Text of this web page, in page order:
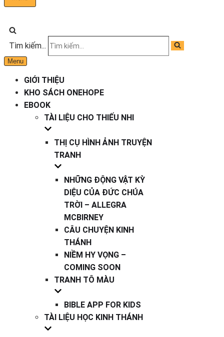
Tìm kiếm...
Menu
GIỚI THIỆU
KHO SÁCH ONEHOPE
EBOOK
TÀI LIỆU CHO THIẾU NHI
THỊ CỤ HÌNH ẢNH TRUYỆN
TRANH
NHỮNG ĐỘNG VẬT KỲ
DIỆU CỦA ĐỨC CHÚA
TRỜI – ALLEGRA
MCBIRNEY
CÂU CHUYỆN KINH
THÁNH
NIỀM HY VỌNG –
COMING SOON
TRANH TÔ MÀU
BIBLE APP FOR KIDS
TÀI LIỆU HỌC KINH THÁNH